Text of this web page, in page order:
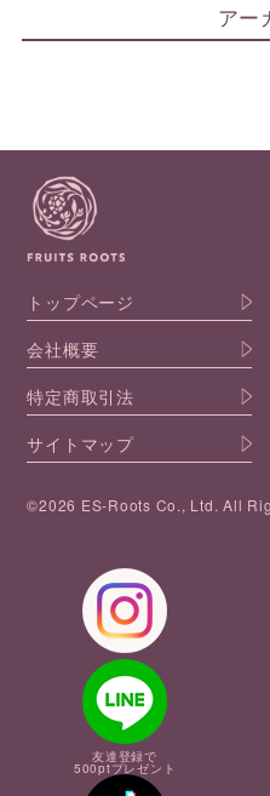
アー
トップページ
会社概要
特定商取引法
サイトマップ
©2026 ES-Roots Co., Ltd. All
友達登録で
500ptプレゼント